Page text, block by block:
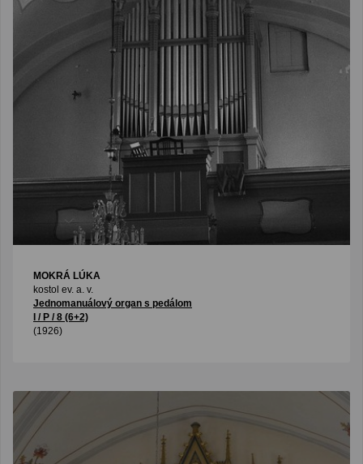
MOKRÁ LÚKA
kostol ev. a. v.
Jednomanuálový organ s pedálom
I / P / 8 (6+2)
(1926)